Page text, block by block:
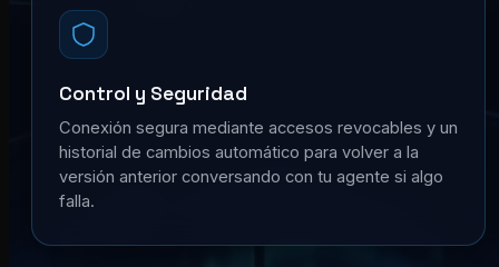
Control y Seguridad
Conexión segura mediante accesos revocables y un
historial de cambios automático para volver a la
versión anterior conversando con tu agente si algo
falla.